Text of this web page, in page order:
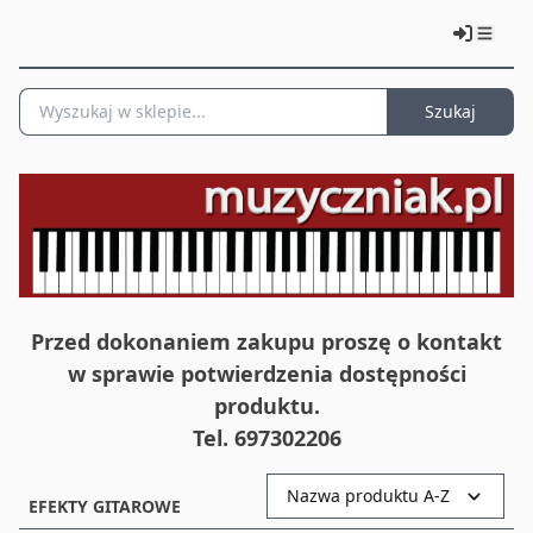
Szukaj
Przed dokonaniem zakupu proszę o kontakt
w sprawie potwierdzenia dostępności
produktu.
Tel. 697302206
EFEKTY GITAROWE Nazwa produktu A-Z